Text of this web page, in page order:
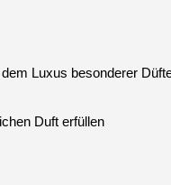
Luxus besonderer
Duft erfüllen